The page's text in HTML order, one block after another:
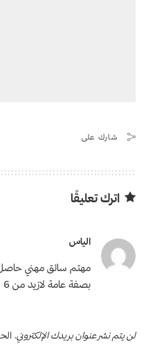
شارك على
اترك تعليقًا
الياس
مهتم سائق مهني حاصل
بصفة عامة لازيد من 6 سنوات
لن يتم نشر عنوان بريدك الإلكتروني.